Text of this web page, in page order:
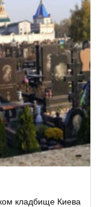
кладбище Киева